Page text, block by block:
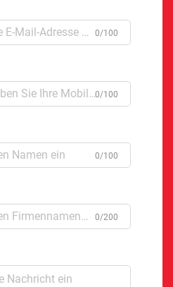
0/100
0/100
0/100
0/200